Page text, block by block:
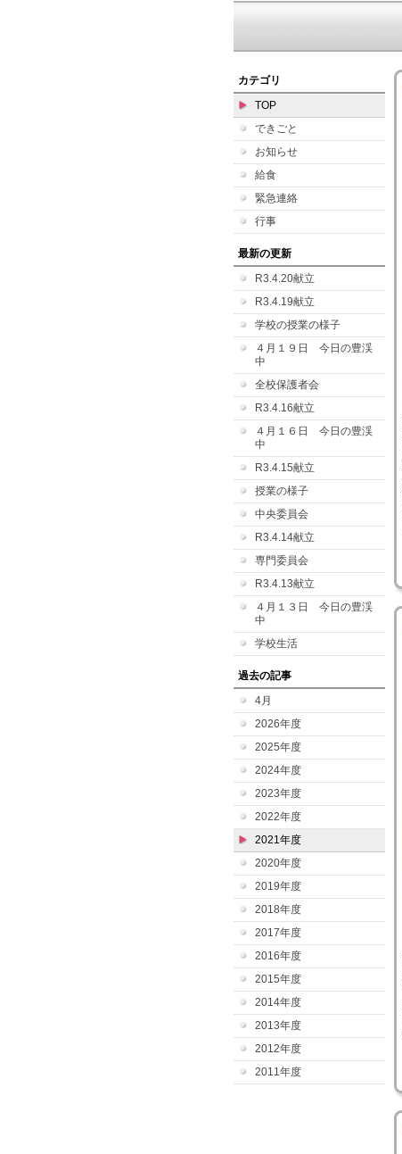
カテゴリ
TOP
できごと
お知らせ
給食
緊急連絡
行事
最新の更新
R3.4.20献立
R3.4.19献立
学校の授業の様子
４月１９日 今日の豊渓
中
全校保護者会
R3.4.16献立
４月１６日 今日の豊渓
中
R3.4.15献立
授業の様子
中央委員会
R3.4.14献立
専門委員会
R3.4.13献立
４月１３日 今日の豊渓
中
学校生活
過去の記事
4月
2026年度
2025年度
2024年度
2023年度
2022年度
2021年度
2020年度
2019年度
2018年度
2017年度
2016年度
2015年度
2014年度
2013年度
2012年度
2011年度